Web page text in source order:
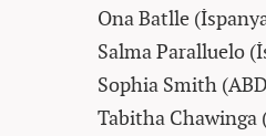
Ona Batlle
Salma Paralluelo
Sophia Smith
Tabitha